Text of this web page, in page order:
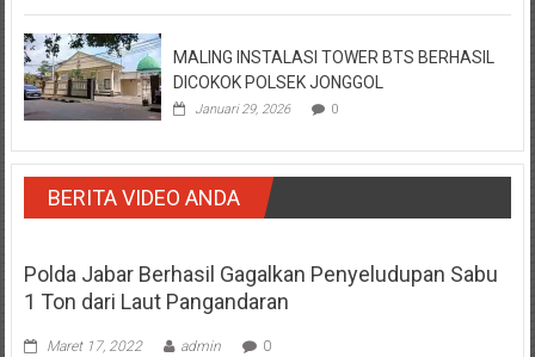
MALING INSTALASI TOWER BTS BERHASIL
DICOKOK POLSEK JONGGOL
Januari 29, 2026 0
BERITA VIDEO ANDA
Polda Jabar Berhasil Gagalkan Penyeludupan Sabu
1 Ton dari Laut Pangandaran
Maret 17, 2022 admin 0